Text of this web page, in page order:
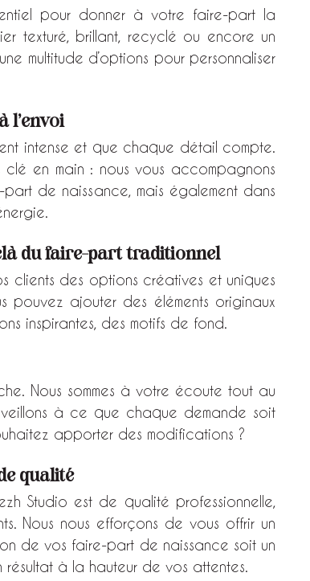
pour donner à votre faire-part la
texturé, brillant, recyclé ou encore un
multitude d’options pour personnaliser
l’envoi
intense et que chaque détail compte.
clé en main : nous vous accompagnons
de naissance, mais également dans
du faire-part traditionnel
clients des options créatives et uniques
ajouter des éléments originaux
inspirantes, des motifs de fond.
Nous sommes à votre écoute tout au
à ce que chaque demande soit
apporter des modifications ?
qualité
Studio est de qualité professionnelle,
Nous nous efforçons de vous offrir un
de vos faire-part de naissance soit un
résultat à la hauteur de vos attentes.